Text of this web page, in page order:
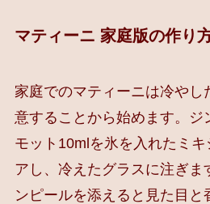
マティーニ 家庭版の作り
家庭でのマティーニは冷やし
意することから始めます。ジ
モット10mlを氷を入れたミ
アし、冷えたグラスに注ぎま
ンピールを添えると見た目と